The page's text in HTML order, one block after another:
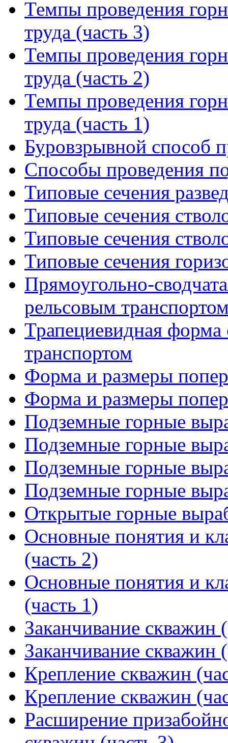
Темпы проведения
труда (часть 3)
Темпы проведения
труда (часть 2)
Темпы проведения
труда (часть 1)
Буровзрывной способ
Способы проведения
Типовые сечения
Типовые сечения
Типовые сечения
Типовые сечения
Прямоугольно-
рельсовым
Трапециевидная форма
транспортом
Форма и размеры
Форма и размеры
Подземные горные
Подземные горные
Подземные горные
Подземные горные
Открытые горные
Основные понятия и
(часть 2)
Основные понятия и
(часть 1)
Заканчивание скважин
Заканчивание скважин
Крепление скважин
Крепление скважин
Расширение